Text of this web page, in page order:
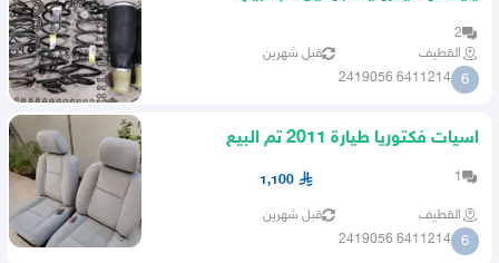
2
القطيف
قبل شهرين
6
6411214 2419056
اسيات فكتوريا طيارة 2011 تم البيع
1
1,100
القطيف قبل شهرين
6
6411214 2419056